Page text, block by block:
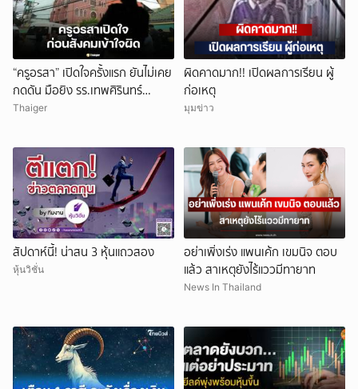
“ครูอรสา” เปิดใจครั้งแรก ยันไม่เคย
กดดัน มือยิง รร.เทพศิรินทร์
นนทบุรี
Thaiger
ผิดคาดมาก!! เปิดผลการเรียน ผู้
ก่อเหตุ
มุมข่าว
สัปดาห์นี้! น่าสน 3 หุ้นแถวสอง
หุ้นวิชั่น
อย่าเพิ่งเร่ง แพนเค้ก เขมนิจ ตอบ
แล้ว สาเหตุยังไร้แววมีทายาท
News In Thailand